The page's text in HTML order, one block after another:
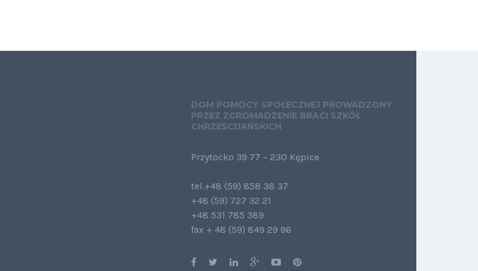
DOM POMOCY SPOŁECZNEJ PROWADZONY
PRZEZ ZGROMADZENIE BRACI SZKÓŁ
CHRZEŚCIJAŃSKICH
Przytocko 39 77 – 230 Kępice
tel.+48 (59) 858 38 37
+48 (59) 727 32 21
+48 531 785 389
fax + 48 (59) 849 29 96